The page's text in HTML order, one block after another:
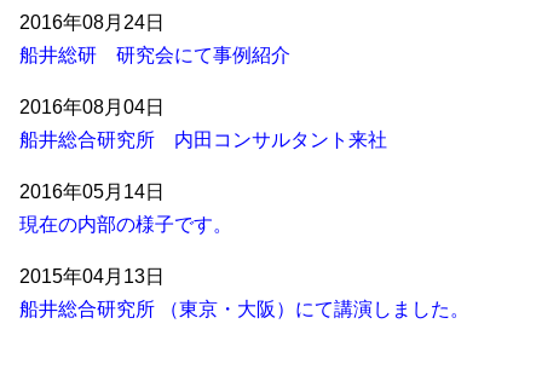
2016年08月24日
船井総研 研究会にて事例紹介
2016年08月04日
船井総合研究所 内田コンサルタント来社
2016年05月14日
現在の内部の様子です。
2015年04月13日
船井総合研究所 （東京・大阪）にて講演しました。